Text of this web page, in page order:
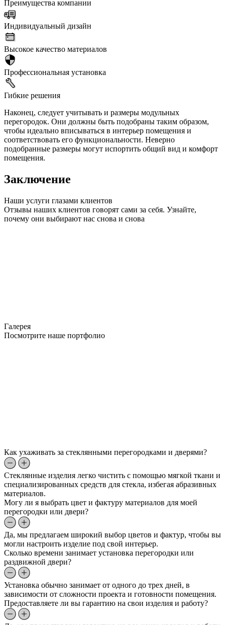
Преимущества компании
Индивидуальный дизайн
Высокое качество материалов
Профессиональная установка
Гибкие решения
Наконец, следует учитывать и размеры модульных
перегородок. Они должны быть подобраны таким образом,
чтобы идеально вписываться в интерьер помещения и
соответствовать его функциональности. Неверно
подобранные размеры могут испортить общий вид и комфорт
помещения.
Заключение
Наши услуги глазами клиентов
Отзывы наших клиентов говорят сами за себя. Узнайте,
почему они выбирают нас снова и снова
Галерея
Посмотрите наше портфолио
Как ухаживать за стеклянными перегородками и дверями?
Стеклянные изделия легко чистить с помощью мягкой ткани и
специализированных средств для стекла, избегая абразивных
материалов.
Могу ли я выбрать цвет и фактуру материалов для моей
перегородки или двери?
Да, мы предлагаем широкий выбор цветов и фактур, чтобы вы
могли настроить изделие под свой интерьер.
Сколько времени занимает установка перегородки или
раздвижной двери?
Установка обычно занимает от одного до трех дней, в
зависимости от сложности проекта и готовности помещения.
Предоставляете ли вы гарантию на свои изделия и работу?